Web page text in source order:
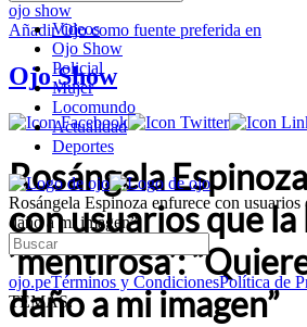
Videos
Ojo Show
Policial
Mujer
Locomundo
Actualidad
Deportes
Rosángela Espinoza enfurece con
daño a mi imagen”
ojo.peTérminos y CondicionesPolítica de
TEMAS:
ojo show
AñadirOjocomo fuente preferida en
Ojo Show
Rosángela
con usuarios que la
‘mentirosa’:
daño a mi imagen”